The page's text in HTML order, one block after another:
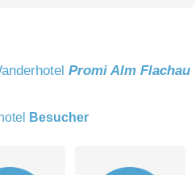
veröffentlicht)
Promi Alm Flachau
Besucher